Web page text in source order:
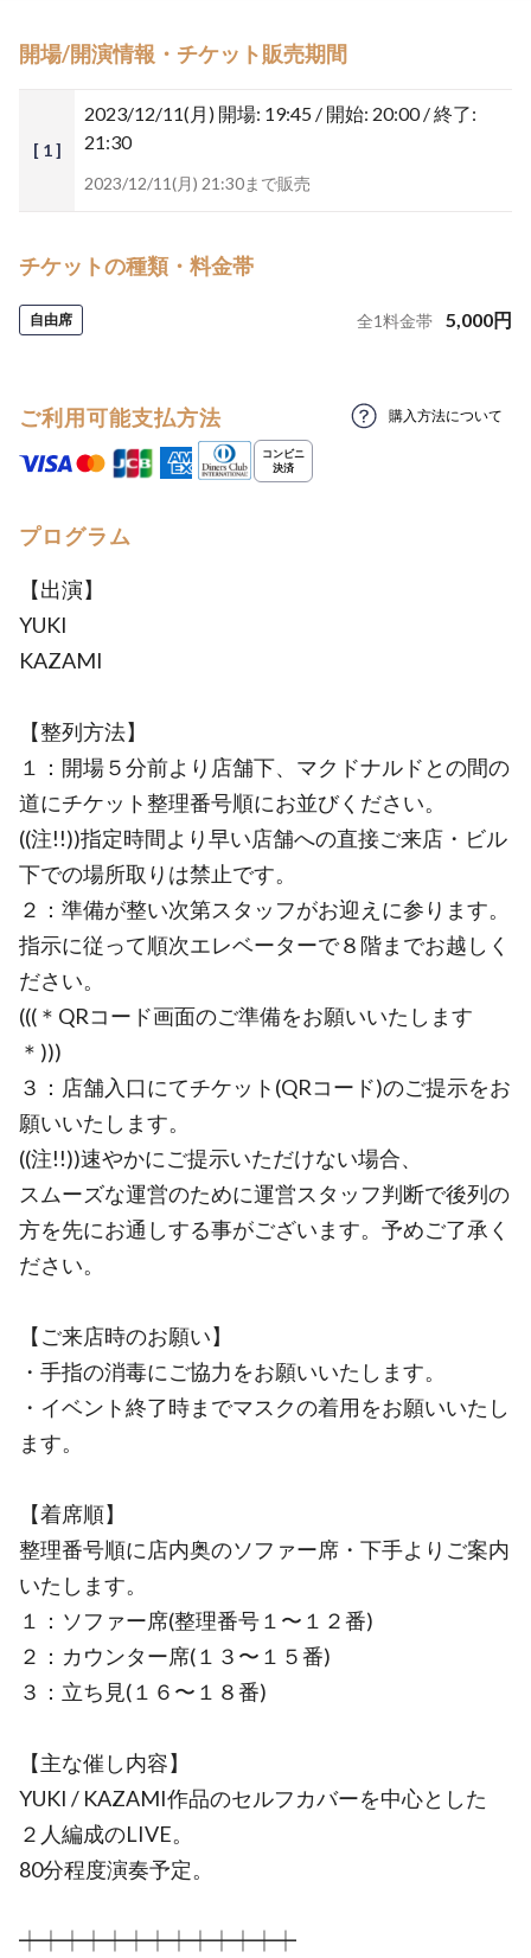
開場/開演情報・チケット販売期間
[ 1 ]
2023/12/11(月) 開場: 19:45 / 開始: 20:00 / 終了:
21:30
2023/12/11(月) 21:30まで販売
チケットの種類・料金帯
自由席 全1料金帯 5,000円
ご利用可能支払方法 購入方法について
プログラム
【出演】
YUKI
KAZAMI
【整列方法】
１：開場５分前より店舗下、マクドナルドとの間の
道にチケット整理番号順にお並びください。
((注!!))指定時間より早い店舗への直接ご来店・ビル
下での場所取りは禁止です。
２：準備が整い次第スタッフがお迎えに参ります。
指示に従って順次エレベーターで８階までお越しく
ださい。
(((＊QRコード画面のご準備をお願いいたします
＊)))
３：店舗入口にてチケット(QRコード)のご提示をお
願いいたします。
((注!!))速やかにご提示いただけない場合、
スムーズな運営のために運営スタッフ判断で後列の
方を先にお通しする事がございます。予めご了承く
ださい。
【ご来店時のお願い】
・手指の消毒にご協力をお願いいたします。
・イベント終了時までマスクの着用をお願いいたし
ます。
【着席順】
整理番号順に店内奥のソファー席・下手よりご案内
いたします。
１：ソファー席(整理番号１〜１２番)
２：カウンター席(１３〜１５番)
３：立ち見(１６〜１８番)
【主な催し内容】
YUKI / KAZAMI作品のセルフカバーを中心とした
２人編成のLIVE。
80分程度演奏予定。
┿┿┿┿┿┿┿┿┿┿┿┿┿